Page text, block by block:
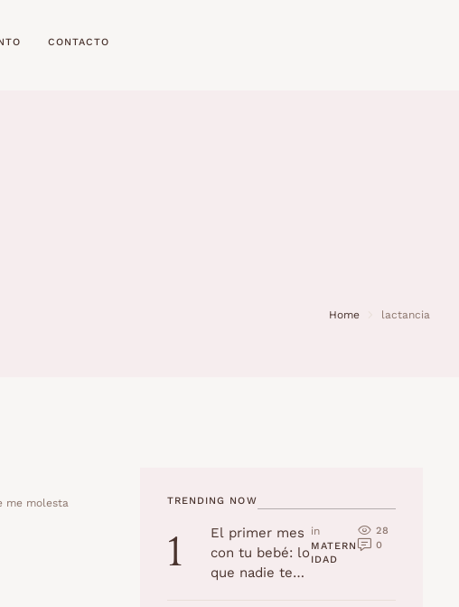
CONTACTO
Home lactancia
me molesta
TRENDING NOW
1
El primer mes
con tu bebé: lo
que nadie te
in
MATERN
IDAD
28
0